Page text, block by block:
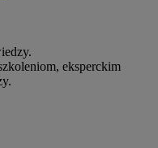
eksperckim